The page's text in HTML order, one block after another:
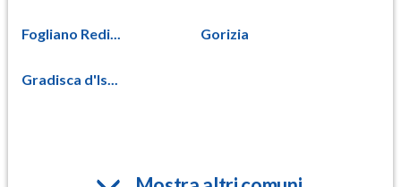
Fogliano Redi... Gorizia
Gradisca d'Is...